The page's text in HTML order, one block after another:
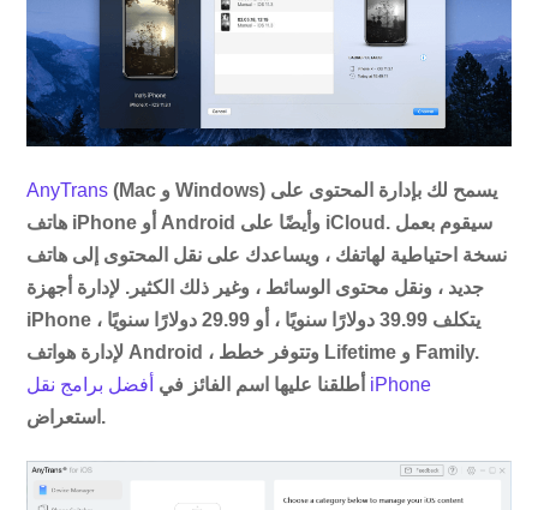
AnyTrans (Mac و Windows) يسمح لك بإدارة المحتوى على
هاتف iPhone أو Android وأيضًا على iCloud. سيقوم بعمل
نسخة احتياطية لهاتفك ، ويساعدك على نقل المحتوى إلى هاتف
جديد ، ونقل محتوى الوسائط ، وغير ذلك الكثير. لإدارة أجهزة
iPhone ، يتكلف 39.99 دولارًا سنويًا ، أو 29.99 دولارًا سنويًا
لإدارة هواتف Android ، وتتوفر خطط Lifetime و Family.
أطلقنا عليها اسم الفائز في أفضل برامج نقل iPhone
استعراض.